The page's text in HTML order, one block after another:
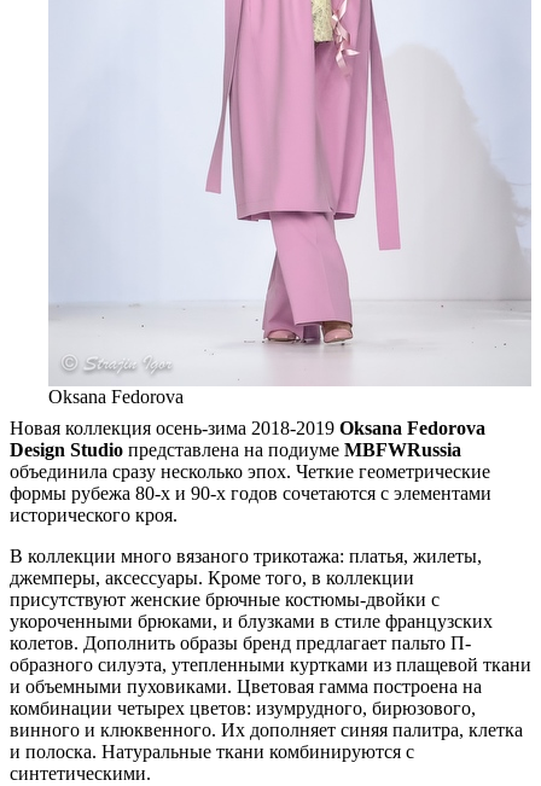
Oksana Fedorova
Новая коллекция осень-зима 2018-2019 Oksana Fedorova
Design Studio представлена на подиуме MBFWRussia
объединила сразу несколько эпох. Четкие геометрические
формы рубежа 80-х и 90-х годов сочетаются с элементами
исторического кроя.
В коллекции много вязаного трикотажа: платья, жилеты,
джемперы, аксессуары. Кроме того, в коллекции
присутствуют женские брючные костюмы-двойки с
укороченными брюками, и блузками в стиле французских
колетов. Дополнить образы бренд предлагает пальто П-
образного силуэта, утепленными куртками из плащевой ткани
и объемными пуховиками. Цветовая гамма построена на
комбинации четырех цветов: изумрудного, бирюзового,
винного и клюквенного. Их дополняет синяя палитра, клетка
и полоска. Натуральные ткани комбинируются с
синтетическими.